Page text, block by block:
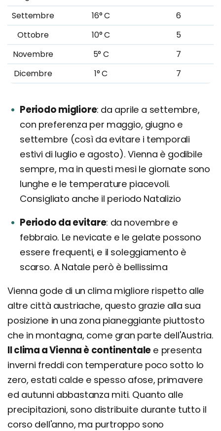
Settembre
16° C
6
Ottobre
10° C
5
Novembre
5° C
7
Dicembre
1° C 7
Periodo migliore da aprile a settembre,
con preferenza per maggio, giugno e
settembre (così da evitare i temporali
estivi di luglio e agosto). Vienna è godibile
sempre, ma in questi mesi le giornate sono
lunghe e le temperature piacevoli.
Consigliato anche il periodo Natalizio
Periodo da evitare da novembre e
febbraio. Le nevicate e le gelate possono
essere frequenti, e il soleggiamento è
scarso. A Natale però è bellissima
Vienna gode di un clima migliore rispetto alle
altre città austriache, questo grazie alla sua
posizione in una zona pianeggiante piuttosto
che in montagna, come gran parte dell'Austria.
Il clima a Vienna è continentale e presenta
inverni freddi con temperature poco sotto lo
zero, estati calde e spesso afose, primavere
ed autunni abbastanza miti. Quanto alle
precipitazioni, sono distribuite durante tutto il
corso dell'anno, ma purtroppo sono